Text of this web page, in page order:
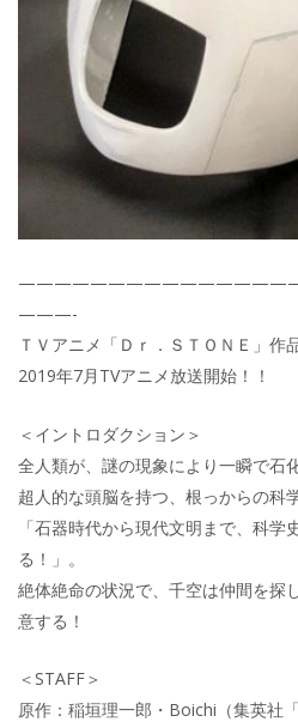
———-
ＴＶアニメ「Ｄｒ．ＳＴＯＮＥ」作
2019年7月TVアニメ放送開始！！
＜イントロダクション＞
全人類が、謎の現象により一瞬で石
超人的な頭脳を持つ、根っからの科
「石器時代から現代文明まで、科
る！」。
絶体絶命の状況で、千空は仲間を探
意する！
＜STAFF＞
原作：稲垣理一郎・Boichi（集英社